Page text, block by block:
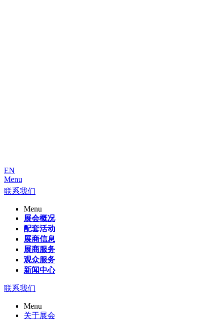
EN
Menu
联系我们
Menu
展会概况
配套活动
展商信息
展商服务
观众服务
新闻中心
联系我们
Menu
关于展会